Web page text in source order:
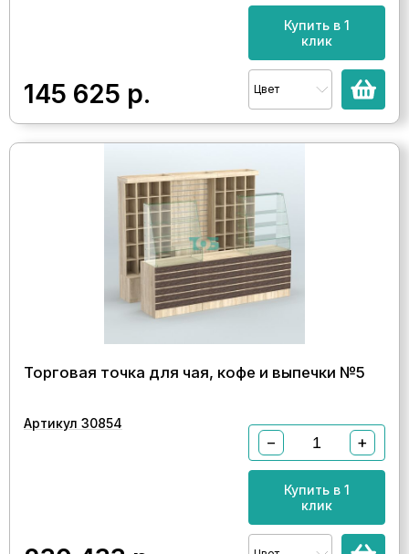
145 625 р.
Купить в 1
клик
Цвет
Торговая точка для чая, кофе и выпечки №5
Артикул 30854
− +
Купить в 1
клик